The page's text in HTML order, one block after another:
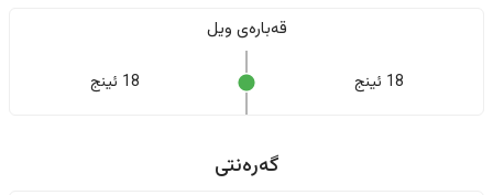
قەبارەی ویل
18 ئینج 18 ئینج
گەرەنتی